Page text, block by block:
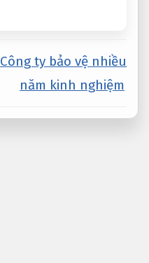
Công ty bảo vệ nhiều
năm kinh nghiệm